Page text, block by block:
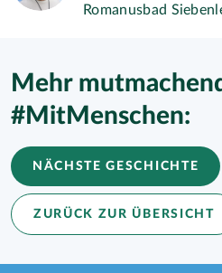
Romanusbad
Mehr
#MitMenschen:
NÄCHSTE GESCHICHTE
ZURÜCK ZUR ÜBERSICHT